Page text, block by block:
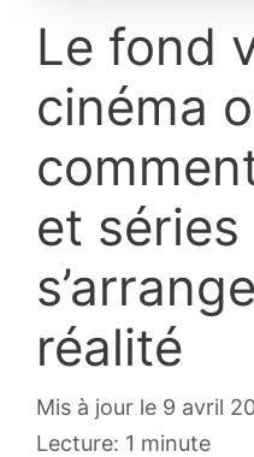
Le fond
cinéma
et séries
réalité
Mis à jour le 9 avril
Lecture: 1 minute